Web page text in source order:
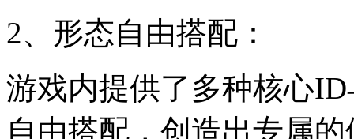
2、形态自由搭配：
游戏内提供了多种核心
自由搭配，创造出专属